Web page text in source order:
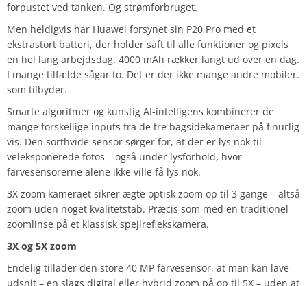
forpustet ved tanken. Og strømforbruget.
Men heldigvis har Huawei forsynet sin P20 Pro med et
ekstrastort batteri, der holder saft til alle funktioner og pixels
en hel lang arbejdsdag. 4000 mAh rækker langt ud over en dag.
I mange tilfælde sågar to. Det er der ikke mange andre mobiler.
som tilbyder.
Smarte algoritmer og kunstig AI-intelligens kombinerer de
mange forskellige inputs fra de tre bagsidekameraer på finurlig
vis. Den sorthvide sensor sørger for, at der er lys nok til
veleksponerede fotos – også under lysforhold, hvor
farvesensorerne alene ikke ville få lys nok.
3X zoom kameraet sikrer ægte optisk zoom op til 3 gange – altså
zoom uden noget kvalitetstab. Præcis som med en traditionel
zoomlinse på et klassisk spejlreflekskamera.
3X og 5X zoom
Endelig tillader den store 40 MP farvesensor, at man kan lave
udsnit – en slags digital eller hybrid zoom på op til 5X – uden at